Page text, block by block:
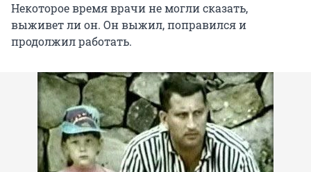
Некоторое время врачи не могли сказать,
выживет ли он. Он выжил, поправился и
продолжил работать.